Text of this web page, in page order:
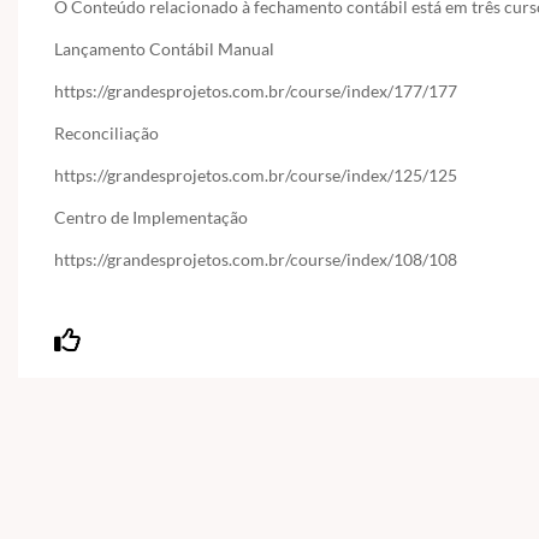
O Conteúdo relacionado à fechamento contábil está em três
Lançamento Contábil Manual
https://grandesprojetos.com.br/course/index/177/177
Reconciliação
https://grandesprojetos.com.br/course/index/125/125
Centro de Implementação
https://grandesprojetos.com.br/course/index/108/108